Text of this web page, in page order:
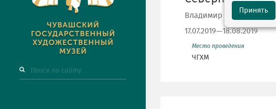
Владимир Мешков
17.07.2019—18.08.2019
Место проведения
ЧГХМ
Принять